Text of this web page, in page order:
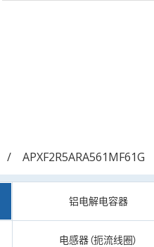
APXF2R5ARA561MF61G
铝电解电容器
电感器（扼流线圈）